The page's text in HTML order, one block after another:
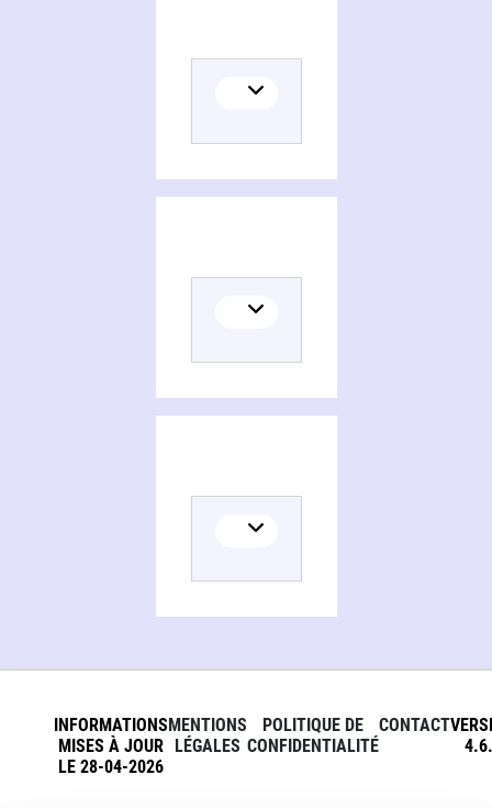
INFORMATIONS
MISES À JOUR
LE 28-04-2026
MENTIONS
LÉGALES
POLITIQUE DE
CONFIDENTIALITÉ
CONTACT